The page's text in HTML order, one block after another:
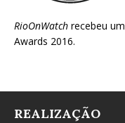
RioOnWatch recebeu
Awards 2016.
REALIZAÇÃO